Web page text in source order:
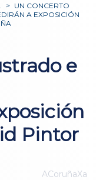
> UN CONCERTO
A EXPOSICIÓN
e
Pintor
ACoruñaXa